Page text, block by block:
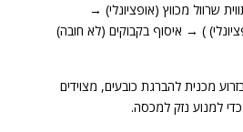
שרוול מכווץ (אופציונלי) →
) → איסוף בקבוקים (לא חובה)
מכנית להברגת כובעים, מצוידים
למנוע נזק למכסה.